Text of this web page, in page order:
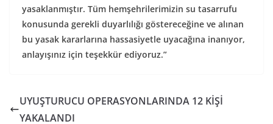
yasaklanmıştır. Tüm hemşehrilerimizin su tasarrufu
konusunda gerekli duyarlılığı göstereceğine ve alınan
bu yasak kararlarına hassasiyetle uyacağına inanıyor,
anlayışınız için teşekkür ediyoruz.”
UYUŞTURUCU OPERASYONLARINDA 12 KİŞİ
YAKALANDI